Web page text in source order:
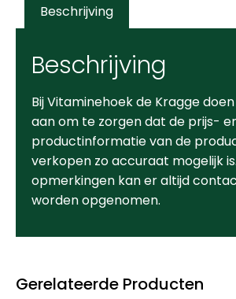
Gerelateerde Producten
Beschrijving
Beschrijving
Bij Vitaminehoek de Kragge
aan om te zorgen dat de prijs-
productinformatie van de
verkopen zo accuraat mogelijk
opmerkingen kan er altijd
worden opgenomen.